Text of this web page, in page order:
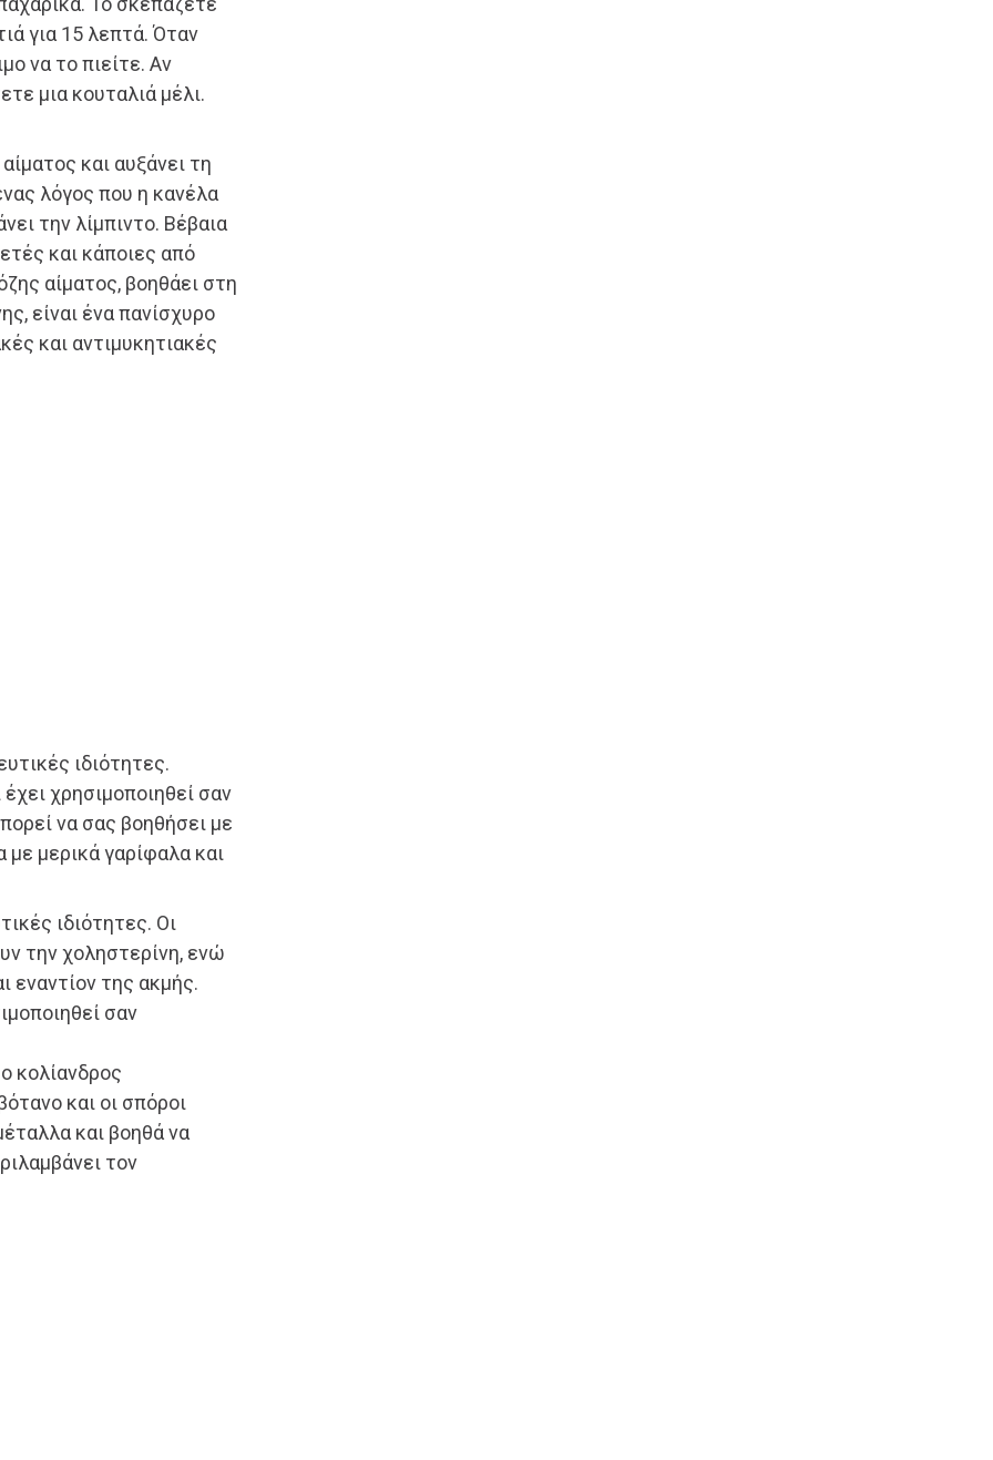
για 15 λεπτά. Όταν
να το πιείτε. Αν
μια κουταλιά μέλι.
και αυξάνει τη
λόγος που η κανέλα
την λίμπιντο. Βέβαια
και κάποιες από
αίματος, βοηθάει στη
είναι ένα πανίσχυρο
και αντιμυκητιακές
ιδιότητες.
χρησιμοποιηθεί σαν
να σας βοηθήσει με
μερικά γαρίφαλα και
ιδιότητες. Οι
την χοληστερίνη, ενώ
εναντίον της ακμής.
σαν
κολίανδρος
και οι σπόροι
και βοηθά να
τον